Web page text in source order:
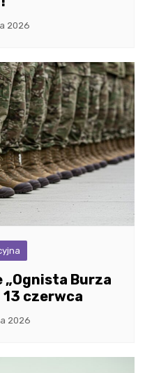
2026
Burza
13 czerwca
2026